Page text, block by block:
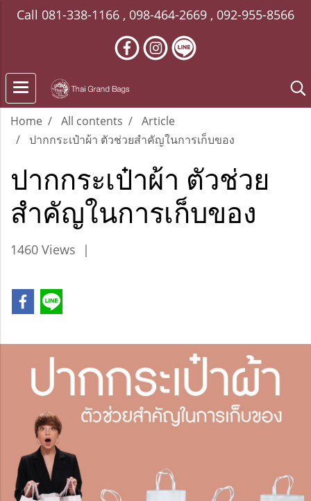
Call 081-338-1166 , 098-464-2669 , 092-955-8566
Home All contents
Article
ปากกระเป๋าผ้า ตัวช่วยสำคัญในการเก็บของ
ปากกระเป๋าผ้า ตัวช่วย
สำคัญในการเก็บของ
1460 Views |